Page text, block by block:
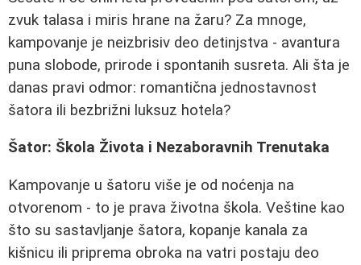
zvuk talasa i miris hrane na žaru? Za mnoge,
kampovanje je neizbrisiv deo detinjstva - avantura
puna slobode, prirode i spontanih susreta. Ali šta je
danas pravi odmor: romantična jednostavnost
šatora ili bezbrižni luksuz hotela?
Šator: Škola Života i Nezaboravnih Trenutaka
Kampovanje u šatoru više je od noćenja na
otvorenom - to je prava životna škola. Veštine kao
što su sastavljanje šatora, kopanje kanala za
kišnicu ili priprema obroka na vatri postaju deo